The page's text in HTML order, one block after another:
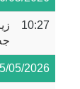
10:27
05/2026